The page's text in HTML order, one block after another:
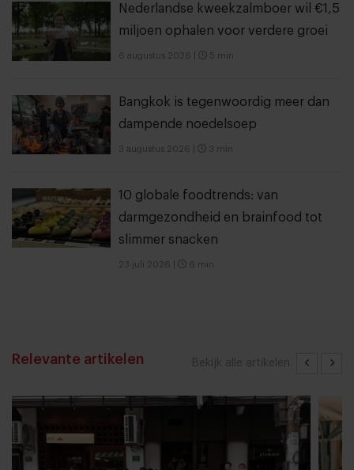
Nederlandse kweekzalmboer wil €1,5
miljoen ophalen voor verdere groei
6 augustus 2026 5 min
Bangkok is tegenwoordig meer dan
dampende noedelsoep
3 augustus 2026 3 min
10 globale foodtrends: van
darmgezondheid en brainfood tot
slimmer snacken
23 juli 2026 6 min
Bekijk alle artikelen
Relevante artikelen